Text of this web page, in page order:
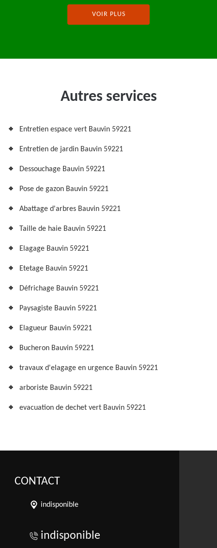
VOIR PLUS
Autres services
Entretien espace vert Bauvin 59221
Entretien de jardin Bauvin 59221
Dessouchage Bauvin 59221
Pose de gazon Bauvin 59221
Abattage d'arbres Bauvin 59221
Taille de haie Bauvin 59221
Elagage Bauvin 59221
Etetage Bauvin 59221
Défrichage Bauvin 59221
Paysagiste Bauvin 59221
Elagueur Bauvin 59221
Bucheron Bauvin 59221
travaux d'elagage en urgence Bauvin 59221
arboriste Bauvin 59221
evacuation de dechet vert Bauvin 59221
CONTACT
indisponible
indisponible